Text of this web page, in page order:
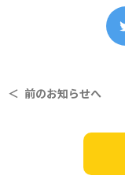
＜ 前のお知らせへ